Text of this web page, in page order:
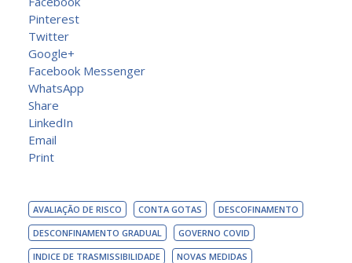
Pinterest
Twitter
Google+
Facebook Messenger
WhatsApp
Share
LinkedIn
Email
Print
AVALIAÇÃO DE RISCO CONTA GOTAS
DESCOFINAMENTO
DESCONFINAMENTO GRADUAL
GOVERNO COVID
INDICE DE TRASMISSIBILIDADE
NOVAS MEDIDAS